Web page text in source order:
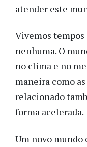
atender este
Vivemos
nenhuma. O
no clima e no
maneira como
relacionado
forma acelerada.
Um novo mundo